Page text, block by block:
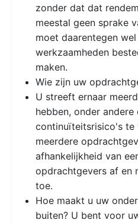
zonder dat dat
meestal geen sprake
moet daarentegen
werkzaamheden
maken.
Wie zijn uw
U streeft ernaar
hebben, onder
continuïteitsrisico's te
meerdere
afhankelijkheid van
opdrachtgevers af en
toe.
Hoe maakt u uw
buiten? U bent voor